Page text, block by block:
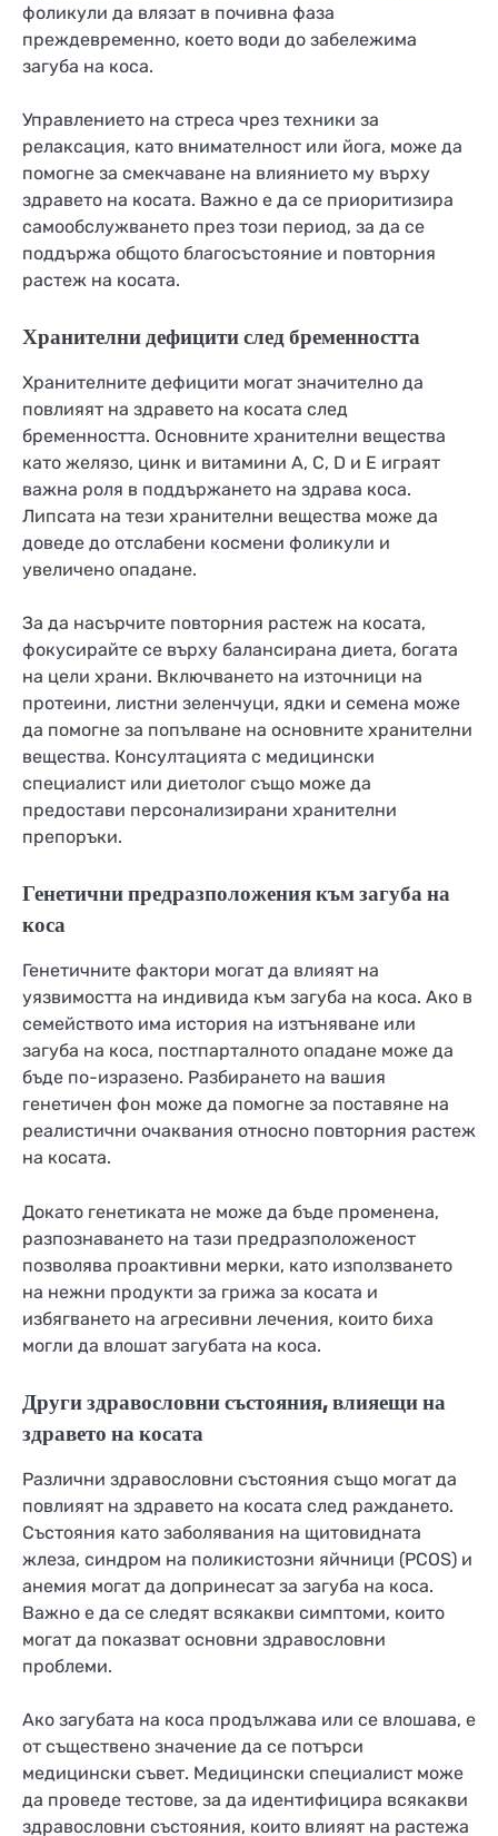
фоликули да влязат в почивна фаза
преждевременно, което води до забележима
загуба на коса.
Управлението на стреса чрез техники за
релаксация, като внимателност или йога, може да
помогне за смекчаване на влиянието му върху
здравето на косата. Важно е да се приоритизира
самообслужването през този период, за да се
поддържа общото благосъстояние и повторния
растеж на косата.
Хранителни дефицити след бременността
Хранителните дефицити могат значително да
повлияят на здравето на косата след
бременността. Основните хранителни вещества
като желязо, цинк и витамини A, C, D и E играят
важна роля в поддържането на здрава коса.
Липсата на тези хранителни вещества може да
доведе до отслабени космени фоликули и
увеличено опадане.
За да насърчите повторния растеж на косата,
фокусирайте се върху балансирана диета, богата
на цели храни. Включването на източници на
протеини, листни зеленчуци, ядки и семена може
да помогне за попълване на основните хранителни
вещества. Консултацията с медицински
специалист или диетолог също може да
предостави персонализирани хранителни
препоръки.
Генетични предразположения към загуба на
коса
Генетичните фактори могат да влияят на
уязвимостта на индивида към загуба на коса. Ако в
семейството има история на изтъняване или
загуба на коса, постпарталното опадане може да
бъде по-изразено. Разбирането на вашия
генетичен фон може да помогне за поставяне на
реалистични очаквания относно повторния растеж
на косата.
Докато генетиката не може да бъде променена,
разпознаването на тази предразположеност
позволява проактивни мерки, като използването
на нежни продукти за грижа за косата и
избягването на агресивни лечения, които биха
могли да влошат загубата на коса.
Други здравословни състояния, влияещи на
здравето на косата
Различни здравословни състояния също могат да
повлияят на здравето на косата след раждането.
Състояния като заболявания на щитовидната
жлеза, синдром на поликистозни яйчници (PCOS) и
анемия могат да допринесат за загуба на коса.
Важно е да се следят всякакви симптоми, които
могат да показват основни здравословни
проблеми.
Ако загубата на коса продължава или се влошава, е
от съществено значение да се потърси
медицински съвет. Медицински специалист може
да проведе тестове, за да идентифицира всякакви
здравословни състояния, които влияят на растежа